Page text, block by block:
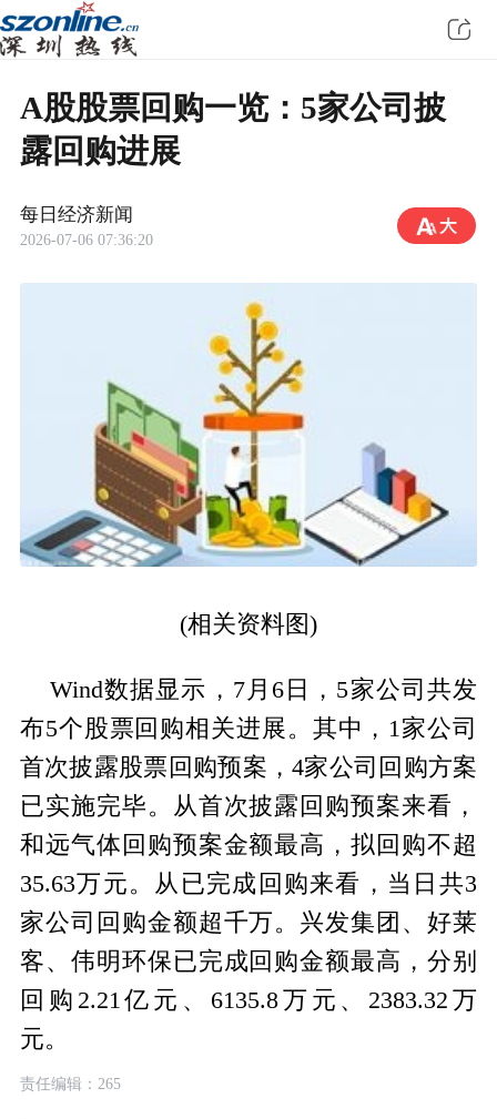
A股股票回购一览：5家公司披
露回购进展
每日经济新闻
2026-07-06 07:36:20
(相关资料图)
Wind数据显示，7月6日，5家公司共发
布5个股票回购相关进展。其中，1家公司
首次披露股票回购预案，4家公司回购方案
已实施完毕。从首次披露回购预案来看，
和远气体回购预案金额最高，拟回购不超
35.63万元。从已完成回购来看，当日共3
家公司回购金额超千万。兴发集团、好莱
客、伟明环保已完成回购金额最高，分别
回购2.21亿元、6135.8万元、2383.32万
元。
责任编辑：265